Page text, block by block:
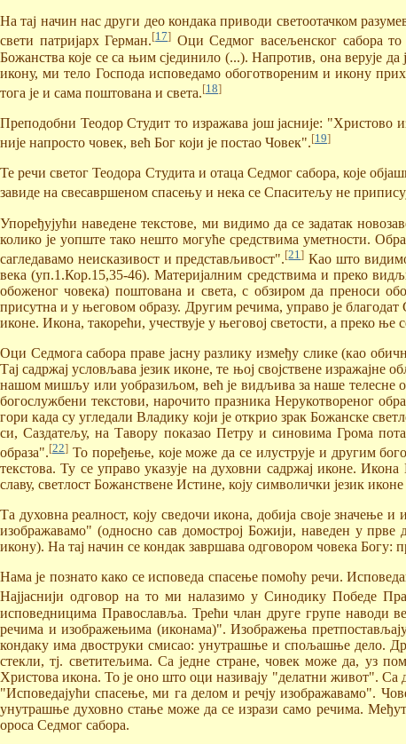
На тај начин нас други део кондака приводи светоотачком
свети патријарх Герман.[17] Оци Седмог васељенског сабора
Божанства које се са њим сјединило (...). Напротив, она верује
икону, ми тело Господа исповедамо обоготвореним и икону
тога је и сама поштована и света.[18]
Преподобни Теодор Студит то изражава још јасније: "Христово
није напросто човек, већ Бог који је постао Човек".[19]
Те речи светог Теодора Студита и отаца Седмог сабора, које
завиде на свесавршеном спасењу и нека се Спаситељу не
Упоређујући наведене текстове, ми видимо да се задатак
колико је уопште тако нешто могуће средствима уметности.
сагледавамо неисказивост и представљивост".[21] Као што
века (уп.1.Кор.15,35-46). Материјалним средствима и преко
обоженог човека) поштована и света, с обзиром да преноси
присутна и у његовом образу. Другим речима, управо је
иконе. Икона, такорећи, учествује у његовој светости, а преко
Оци Седмога сабора праве јасну разлику између слике (као
Тај садржај условљава језик иконе, те њој својствене изражајне
нашом мишљу или уобразиљом, већ је видљива за наше телесне
богослужбени текстови, нарочито празника Нерукотвореног
гори када су угледали Владику који је открио зрак Божанске
си, Саздатељу, на Тавору показао Петру и синовима Грома
образа".[22] То поређење, које може да се илуструје и другим
текстова. Ту се управо указује на духовни садржај иконе.
славу, светлост Божанствене Истине, коју символички језик
Та духовна реалност, коју сведочи икона, добија своје
изображавамо" (односно сав домострој Божији, наведен у
икону). На тај начин се кондак завршава одговором човека
Нама је познато како се исповеда спасење помоћу речи.
Најјаснији одговор на то ми налазимо у Синодику Победе
исповедницима Православља. Трећи члан друге групе наводи
речима и изображењима (иконама)". Изображења
кондаку има двоструки смисао: унутрашње и спољашње дело.
стекли, тј. светитељима. Са једне стране, човек може да, уз
Христова икона. То је оно што оци називају "делатни живот".
"Исповедајући спасење, ми га делом и речју изображавамо".
унутрашње духовно стање може да се изрази само речима.
ороса Седмог сабора.